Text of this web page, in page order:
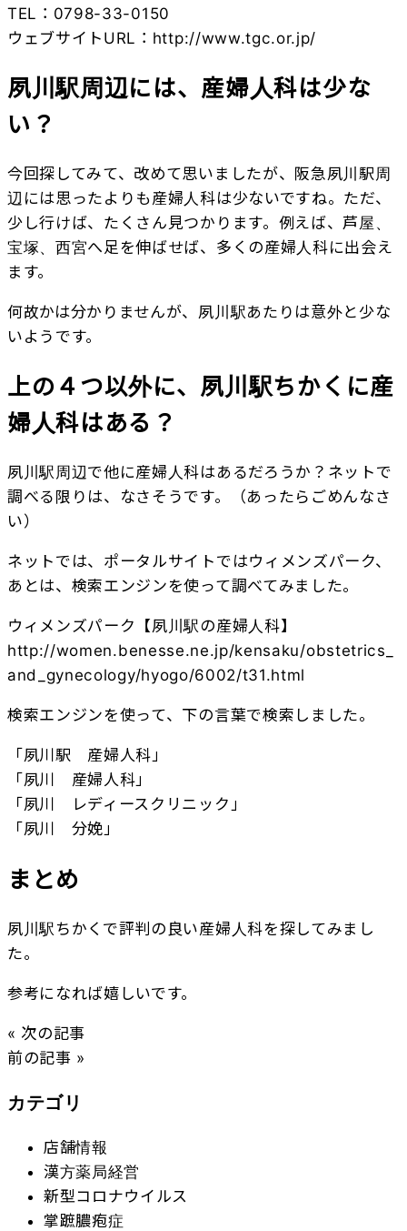
TEL：0798-33-0150
ウェブサイトURL： http://www.tgc.or.jp/
夙川駅周辺には、産婦人科は少な
い？
今回探してみて、改めて思いましたが、阪急夙川駅周
辺には思ったよりも産婦人科は少ないですね。ただ、
少し行けば、たくさん見つかります。例えば、芦屋、
宝塚、西宮へ足を伸ばせば、多くの産婦人科に出会え
ます。
何故かは分かりませんが、夙川駅あたりは意外と少な
いようです。
上の４つ以外に、夙川駅ちかくに産
婦人科はある？
夙川駅周辺で他に産婦人科はあるだろうか？ネットで
調べる限りは、なさそうです。（あったらごめんなさ
い）
ネットでは、ポータルサイトではウィメンズパーク、
あとは、検索エンジンを使って調べてみました。
ウィメンズパーク【夙川駅の産婦人科】
http://women.benesse.ne.jp/kensaku/obstetrics_
and_gynecology/hyogo/6002/t31.html
検索エンジンを使って、下の言葉で検索しました。
「夙川駅 産婦人科」
「夙川 産婦人科」
「夙川 レディースクリニック」
「夙川 分娩」
まとめ
夙川駅ちかくで評判の良い産婦人科を探してみまし
た。
参考になれば嬉しいです。
« 次の記事
前の記事 »
カテゴリ
店舗情報
漢方薬局経営
新型コロナウイルス
掌蹠膿疱症